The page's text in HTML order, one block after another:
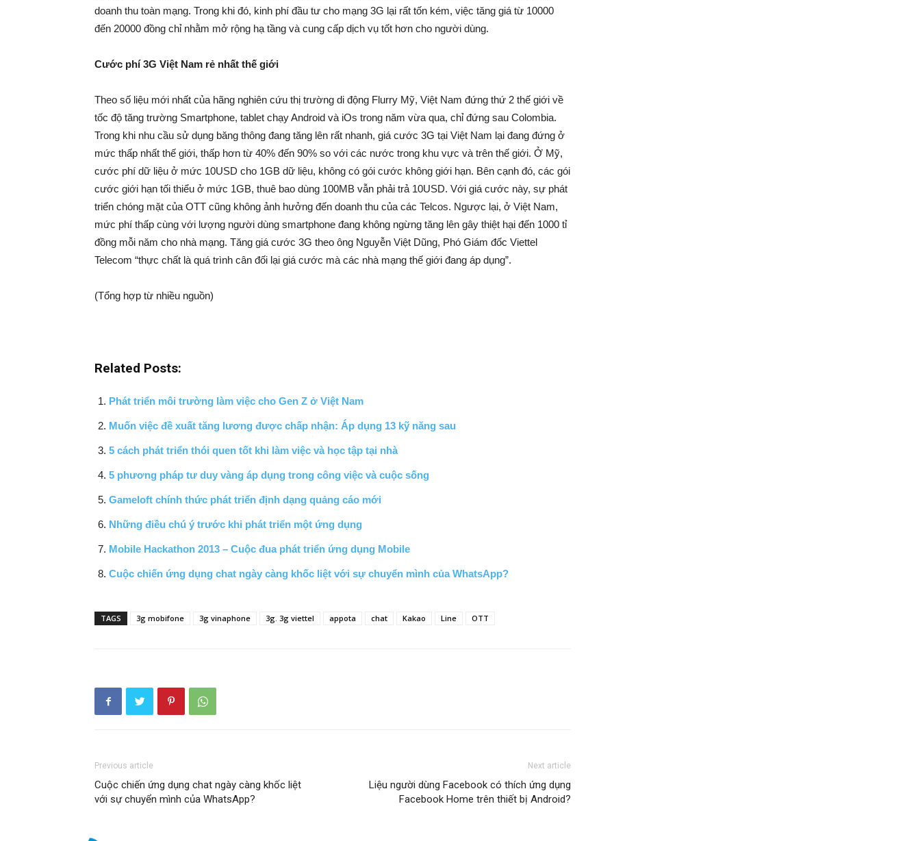
doanh thu toàn mạng. Trong khi đó, kinh phí đầu tư cho mạng 3G lại rất tốn kém, việc tăng giá từ 10000
đến 20000 đồng chỉ nhằm mở rộng hạ tầng và cung cấp dịch vụ tốt hơn cho người dùng.
Cước phí 3G Việt Nam rẻ nhất thế giới
Theo số liệu mới nhất của hãng nghiên cứu thị trường di động Flurry Mỹ, Việt Nam đứng thứ 2 thế giới về
tốc độ tăng trường Smartphone, tablet chạy Android và iOs trong năm vừa qua, chỉ đứng sau Colombia.
Trong khi nhu cầu sử dụng băng thông đang tăng lên rất nhanh, giá cước 3G tại Việt Nam lại đang đứng ở
mức thấp nhất thế giới, thấp hơn từ 40% đến 90% so với các nước trong khu vực và trên thế giới. Ở Mỹ,
cước phí dữ liệu ở mức 10USD cho 1GB dữ liệu, không có gói cước không giới hạn. Bên cạnh đó, các gói
cước giới hạn tối thiểu ở mức 1GB, thuê bao dùng 100MB vẫn phải trả 10USD. Với giá cước này, sự phát
triển chóng mặt của OTT cũng không ảnh hưởng đến doanh thu của các Telcos. Ngược lại, ở Việt Nam,
mức phí thấp cùng với lượng người dùng smartphone đang không ngừng tăng lên gây thiệt hại đến 1000 tỉ
đồng mỗi năm cho nhà mạng. Tăng giá cước 3G theo ông Nguyễn Việt Dũng, Phó Giám đốc Viettel
Telecom “thực chất là quá trình cân đối lại giá cước mà các nhà mạng thế giới đang áp dụng”.
(Tổng hợp từ nhiều nguồn)
Related Posts:
Phát triển môi trường làm việc cho Gen Z ở Việt Nam
Muốn việc đề xuất tăng lương được chấp nhận: Áp dụng 13 kỹ năng sau
5 cách phát triển thói quen tốt khi làm việc và học tập tại nhà
5 phương pháp tư duy vàng áp dụng trong công việc và cuộc sống
Gameloft chính thức phát triển định dạng quảng cáo mới
Những điều chú ý trước khi phát triển một ứng dụng
Mobile Hackathon 2013 – Cuộc đua phát triển ứng dụng Mobile
Cuộc chiến ứng dụng chat ngày càng khốc liệt với sự chuyển mình của WhatsApp?
TAGS 3g mobifone 3g vinaphone 3g. 3g viettel appota chat Kakao Line OTT
Previous article
Cuộc chiến ứng dụng chat ngày càng khốc liệt
với sự chuyển mình của WhatsApp?
Next article
Liệu người dùng Facebook có thích ứng dụng
Facebook Home trên thiết bị Android?